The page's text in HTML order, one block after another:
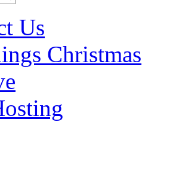
Us
Christmas